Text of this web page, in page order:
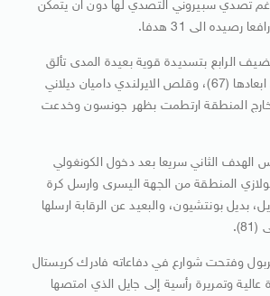
تصدي سبيروني التصدي لها دون ان يتمكن
الرابع بتسديدة قوية بعيدة المدى تألق
الحارس سبيروني في ابعادها (67)، وقلص الايرلندي داميان ديلاني
خارج المنطقة ارتطمت بظهر جونسون وخدعت
الهدف الثاني سريعا بعد دخول الكونغولي
المنطقة من الجهة اليسرى وارسل كرة
بديل بونتشيون، والبعيد عن الرقابة ارسلها
وفتحت شوارع في دفاعاته فادرك كريستال
عالية وتمريرة رأسية إلى جايل الذي امتصها